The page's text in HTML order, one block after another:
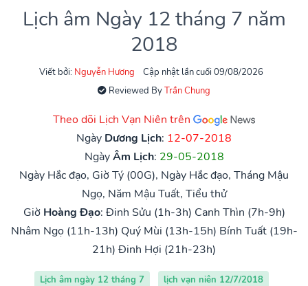
Lịch âm Ngày 12 tháng 7 năm
2018
Viết bởi: Nguyễn Hương
Cập nhật lần cuối 09/08/2026
Reviewed ByTrần Chung
Theo dõi Lịch Vạn Niên trên
Ngày Dương Lịch: 12-07-2018
NgàyÂm Lịch: 29-05-2018
Ngày Hắc đạo, Giờ Tý (00G), Ngày Hắc đạo, Tháng Mậu
Ngọ, Năm Mậu Tuất, Tiểu thử
Giờ Hoàng Đạo: Đinh Sửu (1h-3h) Canh Thìn (7h-9h)
Nhâm Ngọ (11h-13h) Quý Mùi (13h-15h) Bính Tuất (19h-
21h) Đinh Hợi (21h-23h)
Lịch âm ngày 12 tháng 7
lịch vạn niên 12/7/2018